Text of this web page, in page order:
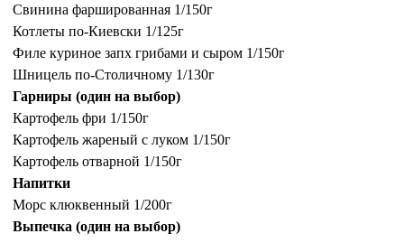
Свинина фаршированная 1/150г
Котлеты по-Киевски 1/125г
Филе куриное запх грибами и сыром 1/150г
Шницель по-Столичному 1/130г
Гарниры (один на выбор)
Картофель фри 1/150г
Картофель жареный с луком 1/150г
Картофель отварной 1/150г
Напитки
Морс клюквенный 1/200г
Выпечка (один на выбор)